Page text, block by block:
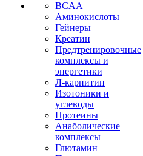
BCAA
Аминокислоты
Гейнеры
Креатин
Предтренировочные
комплексы и
энергетики
Л-карнитин
Изотоники и
углеводы
Протеины
Анаболические
комплексы
Глютамин